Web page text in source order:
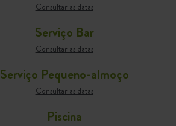
Consultar as datas
Serviço Bar
Consultar as datas
Serviço Pequeno-almoço
Consultar as datas
Piscina